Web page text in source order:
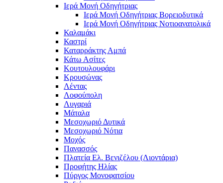
Ιερά Μονή Οδηγήτριας
Ιερά Μονή Οδηγήτριας Βορειοδυτικά
Ιερά Μονή Οδηγήτριας Νοτιοανατολικά
Καλαμάκι
Καστρί
Καταρράκτης Αμπά
Κάτω Ασίτες
Κουτουλουφάρι
Κρουσώνας
Λέντας
Λοφούπολη
Λυγαριά
Μάταλα
Μεσοχωριό Δυτικά
Μεσοχωριό Νότια
Μοχός
Πανασσός
Πλατεία Ελ. Βενιζέλου (Λιοντάρια)
Προφήτης Ηλίας
Πύργος Μονοφατσίου